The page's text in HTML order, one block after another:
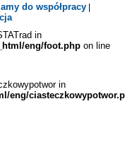
do współpracy|
in
eng/foot.php on line
in
eng/